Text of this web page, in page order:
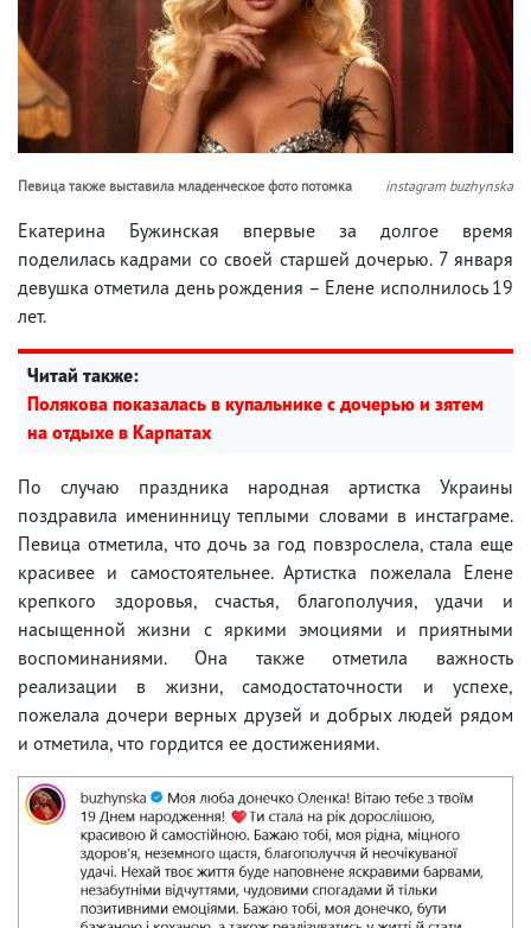
Певица также выставила младенческое фото потомка instagram buzhynska
Екатерина Бужинская впервые за долгое время
поделилась кадрами со своей старшей дочерью. 7 января
девушка отметила день рождения – Елене исполнилось 19
лет.
Читай также:
Полякова показалась в купальнике с дочерью и зятем
на отдыхе в Карпатах
По случаю праздника народная артистка Украины
поздравила именинницу теплыми словами в инстаграме.
Певица отметила, что дочь за год повзрослела, стала еще
красивее и самостоятельнее. Артистка пожелала Елене
крепкого здоровья, счастья, благополучия, удачи и
насыщенной жизни с яркими эмоциями и приятными
воспоминаниями. Она также отметила важность
реализации в жизни, самодостаточности и успехе,
пожелала дочери верных друзей и добрых людей рядом
и отметила, что гордится ее достижениями.